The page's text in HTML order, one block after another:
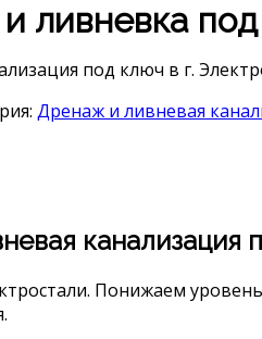
ливневка
под ключ в г.
Дренаж и ливневая
канализация
Понижаем